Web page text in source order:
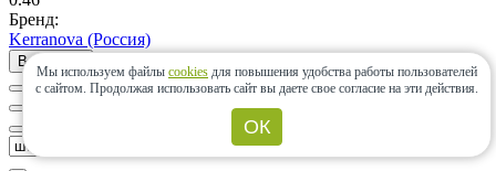
Бренд:
Kerranova (Россия)
В корзину
Мы используем файлы cookies для повышения удобства работы пользователей
с сайтом. Продолжая использовать сайт вы даете свое согласие на эти действия.
ОК